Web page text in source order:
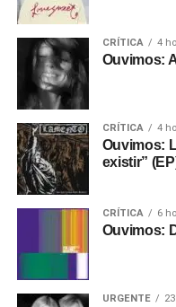
CRÍTICA 4
Ouvimos:
CRÍTICA 4
Ouvimos:
existir”
CRÍTICA 6
Ouvimos:
URGENTE